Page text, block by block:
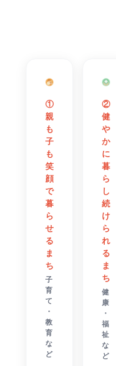
①
親
も
子
も
笑
顔
で
暮
ら
せ
る
ま
ち
子
育
て
・
教
育
な
ど
②
健
や
か
に
暮
ら
し
続
け
ら
れ
る
ま
ち
健
康
・
福
祉
な
ど